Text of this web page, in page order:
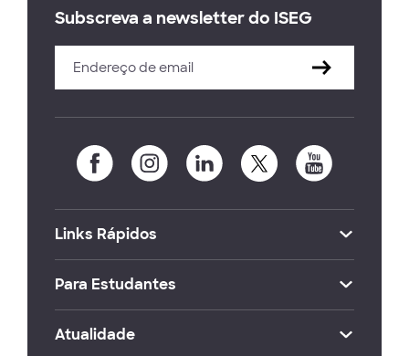
Subscreva a newsletter do ISEG
Links Rápidos
Para Estudantes
Atualidade